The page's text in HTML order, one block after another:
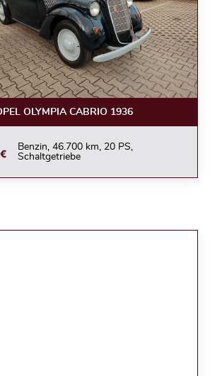
OLYMPIA CABRIO 1936
€
Benzin, 46.700 km, 20 PS,
Schaltgetriebe